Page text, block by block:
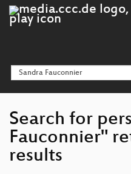
Search for
Fauconnier"
results